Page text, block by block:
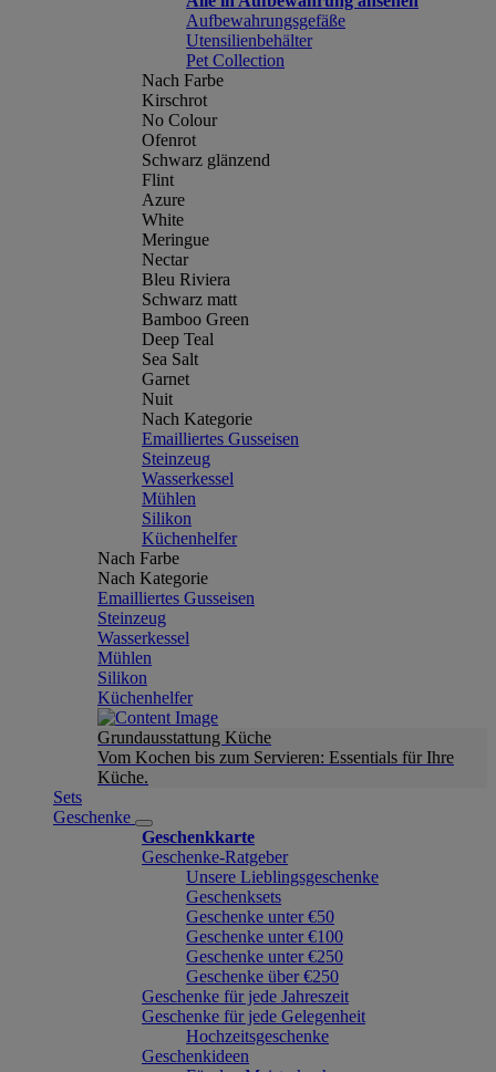
Aufbewahrungsgefäße
Utensilienbehälter
Pet Collection
Nach Farbe
Kirschrot
No Colour
Ofenrot
Schwarz glänzend
Flint
Azure
White
Meringue
Nectar
Bleu Riviera
Schwarz matt
Bamboo Green
Deep Teal
Sea Salt
Garnet
Nuit
Nach Kategorie
Emailliertes Gusseisen
Steinzeug
Wasserkessel
Mühlen
Silikon
Küchenhelfer
Nach Farbe
Nach Kategorie
Emailliertes Gusseisen
Steinzeug
Wasserkessel
Mühlen
Silikon
Küchenhelfer
Grundausstattung Küche
Vom Kochen bis zum Servieren: Essentials für Ihre
Küche.
Sets
Geschenke
Geschenkkarte
Geschenke-Ratgeber
Unsere Lieblingsgeschenke
Geschenksets
Geschenke unter €50
Geschenke unter €100
Geschenke unter €250
Geschenke über €250
Geschenke für jede Jahreszeit
Geschenke für jede Gelegenheit
Hochzeitsgeschenke
Geschenkideen